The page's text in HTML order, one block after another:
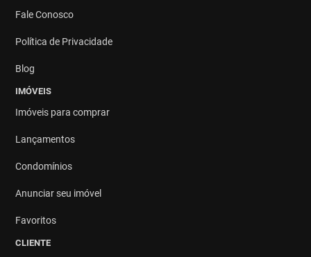
Fale Conosco
Política de Privacidade
Blog
IMÓVEIS
Imóveis para comprar
Lançamentos
Condomínios
Anunciar seu imóvel
Favoritos
CLIENTE